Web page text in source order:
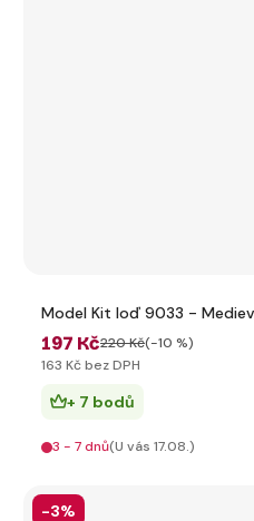
Model Kit loď 9033 -
197 Kč220 Kč(-10 %)
163 Kč bez DPH
+ 7 bodů
3 - 7 dnů(U vás 17.08.)
-3%